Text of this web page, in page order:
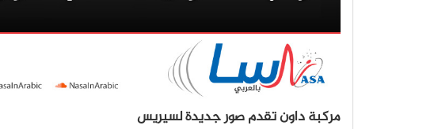
مركبة داون تقدم صور جديدة لسيريس